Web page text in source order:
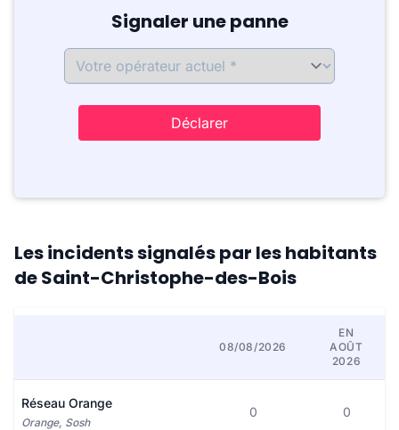
Signaler une panne
Déclarer
Les incidents signalés par les habitants
de Saint-Christophe-des-Bois
08/08/2026
EN
AOÛT
2026
Réseau Orange
Orange, Sosh
0 0